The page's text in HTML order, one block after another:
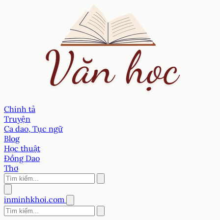
Chính tả
Truyện
Ca dao, Tục ngữ
Blog
Học thuật
Đồng Dao
Thơ
inminhkhoi.com